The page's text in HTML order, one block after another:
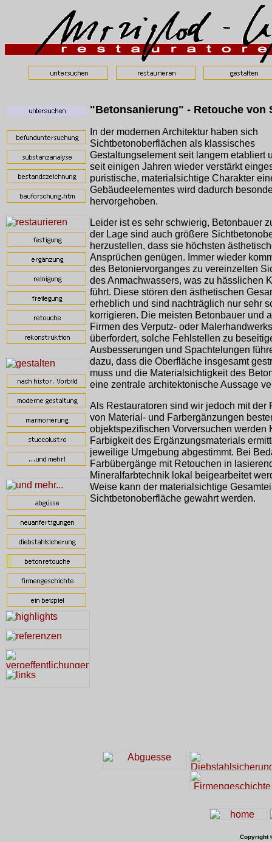
"Betonsanierung" - Retouche von
In der modernen Architektur haben sich
Sichtbetonoberflächen als klassisches
Gestaltungselement seit langem etabliert
seit einigen Jahren wieder verstärkt
puristische, materialsichtige Charakter
Gebäudeelementes wird dadurch
hervorgehoben.
Leider ist es sehr schwierig, Betonbauer
der Lage sind auch größere
herzustellen, dass sie höchsten
Ansprüchen genügen. Immer wieder
des Betoniervorganges zu vereinzelten
des Anmachwassers, was zu hässlichen
führt. Diese stören den ästhetischen
erheblich und sind nachträglich nur sehr
korrigieren. Die meisten Betonbauer und
Firmen des Verputz- oder
überfordert, solche Fehlstellen zu
Ausbesserungen und Spachtelungen
dazu, dass die Oberfläche insgesamt
muss und die Materialsichtigkeit des
eine zentrale architektonische Aussage
Als Restauratoren sind wir jedoch mit der
von Material- und Farbergänzungen
objektspezifischen Vorversuchen werden
Farbigkeit des Ergänzungsmaterials
jeweilige Umgebung abgestimmt. Bei
Farbübergänge mit Retouchen in
Mineralfarbtechnik lokal beigearbeitet
Weise kann der materialsichtige
Sichtbetonoberfläche gewahrt werden.
Copyright